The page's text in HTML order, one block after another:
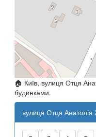
🏠 Київ, вулиця Отця
будинками.
вулиця Отця Анатолія